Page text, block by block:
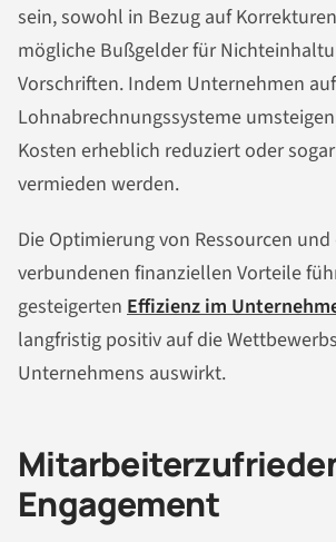
sein, sowohl in Bezug auf
mögliche Bußgelder für
Vorschriften. Indem Unternehmen
Lohnabrechnungssysteme
Kosten erheblich reduziert oder
vermieden werden.
Die Optimierung von Ressourcen
verbundenen finanziellen Vorteile
gesteigerten Effizienz im
langfristig positiv auf die
Unternehmens auswirkt.
Engagement